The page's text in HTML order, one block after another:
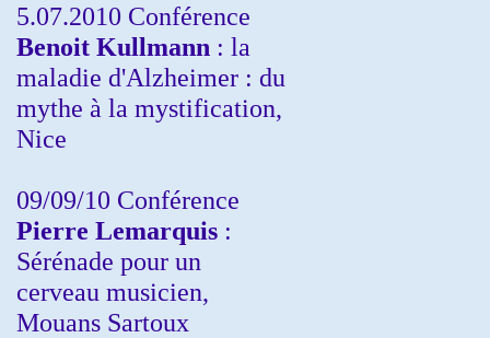
5.07.2010 Conférence
Benoit Kullmann : la
maladie d'Alzheimer : du
mythe à la mystification,
Nice
09/09/10 Conférence
Pierre Lemarquis :
Sérénade pour un
cerveau musicien,
Mouans Sartoux